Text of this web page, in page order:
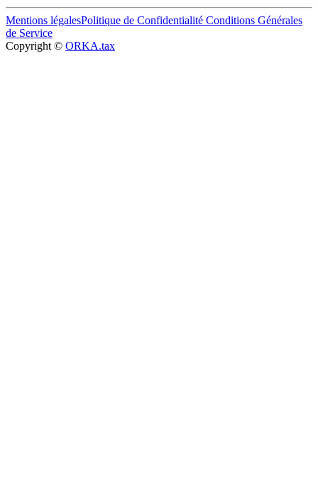
Mentions légalesPolitique de Confidentialité Conditions Générales
de Service
Copyright © ORKA.tax